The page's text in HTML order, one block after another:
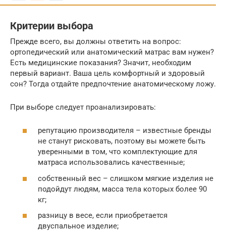
Критерии выбора
Прежде всего, вы должны ответить на вопрос:
oртопедический или анатомический матрас вам нужен?
Есть медицинские показания? Значит, необходим
первый вариант. Ваша цель комфортный и здоровый
сон? Тогда отдайте предпочтение анатомическому ложу.
При выборе следует проанализировать:
репутацию производителя – известные бренды
не станут рисковать, поэтому вы можете быть
уверенными в том, что комплектующие для
матраса использовались качественные;
собственный вес – слишком мягкие изделия не
подойдут людям, масса тела которых более 90
кг;
разницу в весе, если приобретается
двуспальное изделие;